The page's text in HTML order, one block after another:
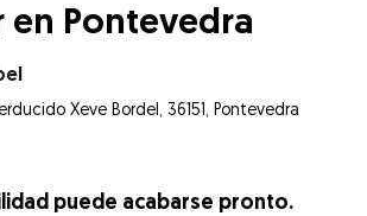
en Pontevedra
Xeve Bordel, 36151, Pontevedra
puede acabarse pronto.